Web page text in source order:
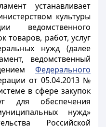
устанавливает
культуры
ведомственного
товаров, работ, услуг
нужд (далее
ведомственный
Федерального
от 05.04.2013 №
в сфере закупок
для обеспечения
нужд»
Российской